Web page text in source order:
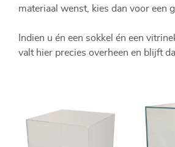
materiaal wenst, kies dan voor een
Indien u én een sokkel én een
valt hier precies overheen en blijft